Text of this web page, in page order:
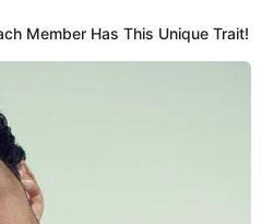
de 12 años vuelve a ver
córnea
Señor de Los Milagros en su
del Cristo Moreno, en el